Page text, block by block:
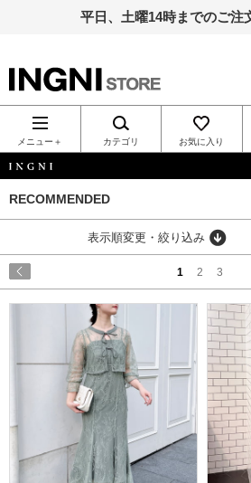
平日、土曜14時までのご注
INGNI（イン
グ）公式通
販｜INGNI
STORE
メニュー＋ カテゴリ お気に入り
RECOMMENDED
表示順変更・絞り込み
1 2 3